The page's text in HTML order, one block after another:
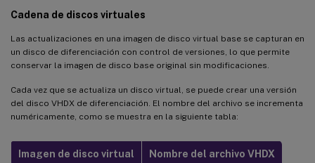
Cadena de discos virtuales
Las actualizaciones en una imagen de disco virtual base se capturan en
un disco de diferenciación con control de versiones, lo que permite
conservar la imagen de disco base original sin modificaciones.
Cada vez que se actualiza un disco virtual, se puede crear una versión
del disco VHDX de diferenciación. El nombre del archivo se incrementa
numéricamente, como se muestra en la siguiente tabla:
Imagen de disco virtual Nombre del archivo VHDX